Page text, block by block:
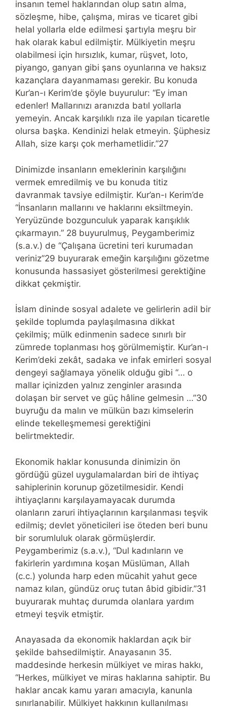
insanın temel haklarından olup satın alma,
sözleşme, hibe, çalışma, miras ve ticaret gibi
helal yollarla elde edilmesi şartıyla meşru bir
hak olarak kabul edilmiştir. Mülkiyetin meşru
olabilmesi için hırsızlık, kumar, rüşvet, loto,
piyango, ganyan gibi şans oyunlarına ve haksız
kazançlara dayanmaması gerekir. Bu konuda
Kur’an-ı Kerim’de şöyle buyurulur: “Ey iman
edenler! Mallarınızı aranızda batıl yollarla
yemeyin. Ancak karşılıklı rıza ile yapılan ticaretle
olursa başka. Kendinizi helak etmeyin. Şüphesiz
Allah, size karşı çok merhametlidir.”27
Dinimizde insanların emeklerinin karşılığını
vermek emredilmiş ve bu konuda titiz
davranmak tavsiye edilmiştir. Kur’an-ı Kerim’de
“İnsanların mallarını ve haklarını eksiltmeyin.
Yeryüzünde bozgunculuk yaparak karışıklık
çıkarmayın.” 28 buyurulmuş, Peygamberimiz
(s.a.v.) de “Çalışana ücretini teri kurumadan
veriniz”29 buyurarak emeğin karşılığını gözetme
konusunda hassasiyet gösterilmesi gerektiğine
dikkat çekmiştir.
İslam dininde sosyal adalete ve gelirlerin adil bir
şekilde toplumda paylaşılmasına dikkat
çekilmiş; mülk edinmenin sadece sınırlı bir
zümrede toplanması hoş görülmemiştir. Kur’an-ı
Kerim’deki zekât, sadaka ve infak emirleri sosyal
dengeyi sağlamaya yönelik olduğu gibi “… o
mallar içinizden yalnız zenginler arasında
dolaşan bir servet ve güç hâline gelmesin …”30
buyruğu da malın ve mülkün bazı kimselerin
elinde tekelleşmemesi gerektiğini
belirtmektedir.
Ekonomik haklar konusunda dinimizin ön
gördüğü güzel uygulamalardan biri de ihtiyaç
sahiplerinin korunup gözetilmesidir. Kendi
ihtiyaçlarını karşılayamayacak durumda
olanların zaruri ihtiyaçlarının karşılanması teşvik
edilmiş; devlet yöneticileri ise öteden beri bunu
bir sorumluluk olarak görmüşlerdir.
Peygamberimiz (s.a.v.), “Dul kadınların ve
fakirlerin yardımına koşan Müslüman, Allah
(c.c.) yolunda harp eden mücahit yahut gece
namaz kılan, gündüz oruç tutan âbid gibidir.”31
buyurarak muhtaç durumda olanlara yardım
etmeyi teşvik etmiştir.
Anayasada da ekonomik haklardan açık bir
şekilde bahsedilmiştir. Anayasanın 35.
maddesinde herkesin mülkiyet ve miras hakkı,
“Herkes, mülkiyet ve miras haklarına sahiptir. Bu
haklar ancak kamu yararı amacıyla, kanunla
sınırlanabilir. Mülkiyet hakkının kullanılması